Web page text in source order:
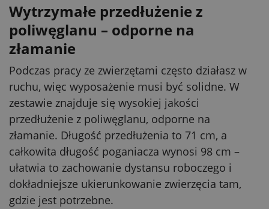
Wytrzymałe przedłużenie z
poliwęglanu – odporne na
złamanie
Podczas pracy ze zwierzętami często działasz w
ruchu, więc wyposażenie musi być solidne. W
zestawie znajduje się wysokiej jakości
przedłużenie z poliwęglanu, odporne na
złamanie. Długość przedłużenia to 71 cm, a
całkowita długość poganiacza wynosi 98 cm –
ułatwia to zachowanie dystansu roboczego i
dokładniejsze ukierunkowanie zwierzęcia tam,
gdzie jest potrzebne.